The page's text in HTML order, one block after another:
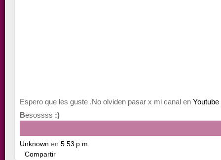
Espero que les guste .No olviden pasar x mi canal en Youtube
Besossss :)
Unknownen5:53 p.m.
Compartir